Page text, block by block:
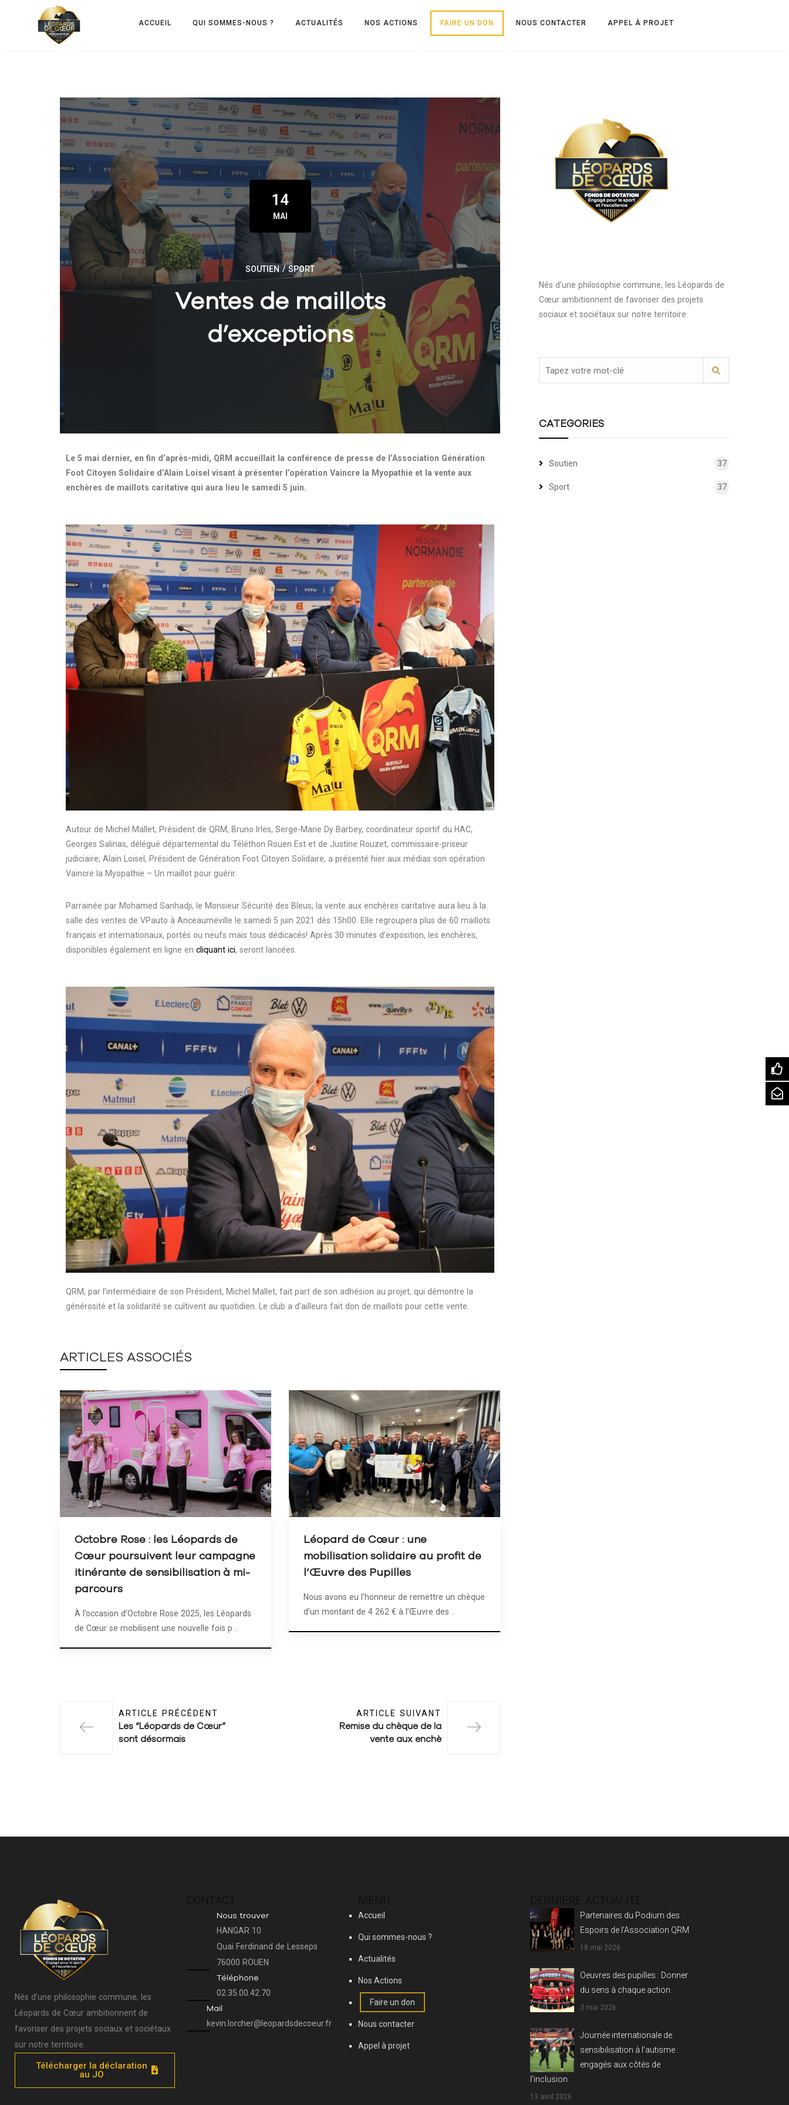
ACCUEIL QUI SOMMES-NOUS ? ACTUALITÉS NOS ACTIONS FAIRE UN DON NOUS CONTACTER APPEL À PROJET
14
MAI
SOUTIEN / SPORT
Ventes de maillots
d’exceptions
Le 5 mai dernier, en fin d’après-midi, QRM accueillait la conférence de presse de l’Association Génération
Foot Citoyen Solidaire d’Alain Loisel visant à présenter l’opération Vaincre la Myopathie et la vente aux
enchères de maillots caritative qui aura lieu le samedi 5 juin.
Autour de Michel Mallet, Président de QRM, Bruno Irles, Serge-Marie Dy Barbey, coordinateur sportif du HAC,
Georges Salinas, délégué départemental du Téléthon Rouen Est et de Justine Rouzet, commissaire-priseur
judiciaire, Alain Loisel, Président de Génération Foot Citoyen Solidaire, a présenté hier aux médias son opération
Vaincre la Myopathie – Un maillot pour guérir.
Parrainée par Mohamed Sanhadji, le Monsieur Sécurité des Bleus, la vente aux enchères caritative aura lieu à la
salle des ventes de VPauto à Anceaumeville le samedi 5 juin 2021 dès 15h00. Elle regroupera plus de 60 maillots
français et internationaux, portés ou neufs mais tous dédicacés! Après 30 minutes d’exposition, les enchères,
disponibles également en ligne en cliquant ici, seront lancées.
QRM, par l’intermédiaire de son Président, Michel Mallet, fait part de son adhésion au projet, qui démontre la
générosité et la solidarité se cultivent au quotidien. Le club a d’ailleurs fait don de maillots pour cette vente.
ARTICLES ASSOCIÉS
Octobre Rose : les Léopards de
Cœur poursuivent leur campagne
itinérante de sensibilisation à mi-
parcours
À l’occasion d’Octobre Rose 2025, les Léopards
de Cœur se mobilisent une nouvelle fois p ..
Léopard de Cœur : une
mobilisation solidaire au profit de
l’Œuvre des Pupilles
Nous avons eu l’honneur de remettre un chèque
d’un montant de 4 262 € à l’Œuvre des ..
ARTICLE PRÉCÉDENT
Les “Léopards de Cœur”
sont désormais
ARTICLE SUIVANT
Remise du chèque de la
vente aux enchè
Nés d’une philosophie commune, les Léopards de
Cœur ambitionnent de favoriser des projets
sociaux et sociétaux sur notre territoire.
CATEGORIES
Soutien 37
Sport 37
Nés d’une philosophie commune, les
Léopards de Cœur ambitionnent de
favoriser des projets sociaux et sociétaux
sur notre territoire.
Télécharger la déclaration
au JO
CONTACT
Nous trouver
HANGAR 10
Quai Ferdinand de Lesseps
76000 ROUEN
Téléphone
02.35.00.42.70
Mail
kevin.lorcher@leopardsdecoeur.fr
MENU
Accueil
Qui sommes-nous ?
Actualités
Nos Actions
Faire un don
Nous contacter
Appel à projet
DERNIÈRE ACTUALITÉ
Partenaires du Podium des
Espoirs de l’Association QRM
18 mai 2026
Oeuvres des pupilles : Donner
du sens à chaque action
3 mai 2026
Journée internationale de
sensibilisation à l’autisme :
engagés aux côtés de
l’inclusion
13 avril 2026